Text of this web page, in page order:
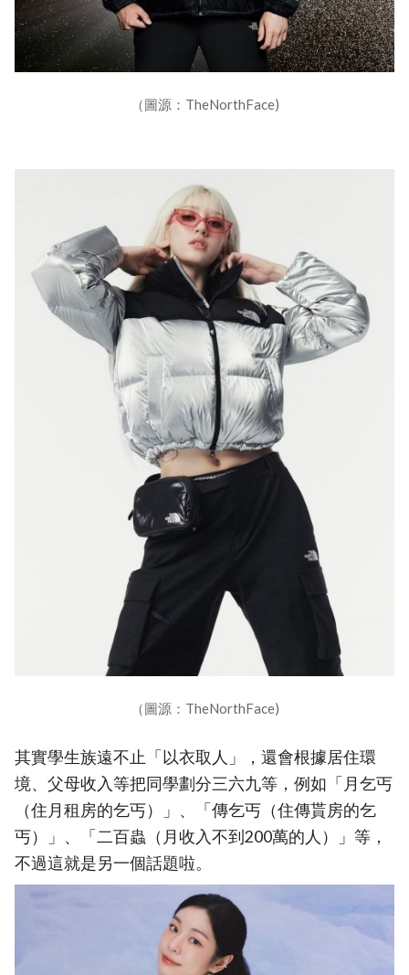
（圖源：TheNorthFace)
（圖源：TheNorthFace)
其實學生族遠不止「以衣取人」，還會根據居住環
境、父母收入等把同學劃分三六九等，例如「月乞丐
（住月租房的乞丐）」、「傳乞丐（住傳貰房的乞
丐）」、「二百蟲（月收入不到200萬的人）」等，
不過這就是另一個話題啦。